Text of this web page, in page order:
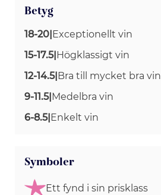
Betyg
18-20|Exceptionellt vin
15-17.5|Högklassigt vin
12-14.5|Bra till mycket bra vin
9-11.5|Medelbra vin
6-8.5|Enkelt vin
Symboler
Ett fynd i sin prisklass